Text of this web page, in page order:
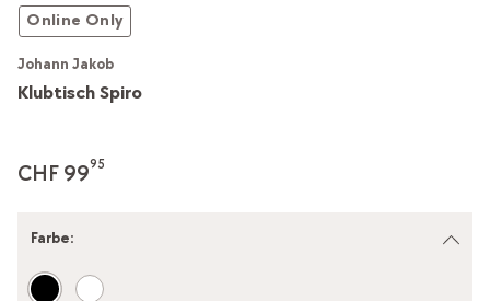
Online Only
Klubtisch Spiro
Johann Jakob
CHF 9995
Farbe: